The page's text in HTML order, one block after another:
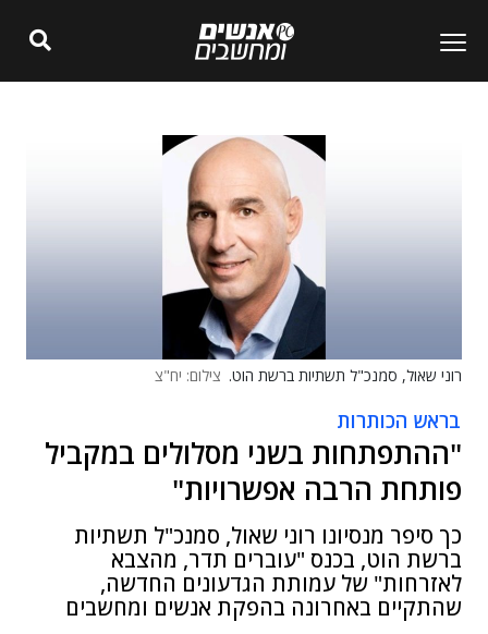
רוני שאול, סמנכ"ל תשתיות ברשת הוט. צילום: יח"צ
בראש הכותרות
"ההתפתחות בשני מסלולים במקביל
פותחת הרבה אפשרויות"
כך סיפר מנסיונו רוני שאול, סמנכ"ל תשתיות
ברשת הוט, בכנס "עוברים תדר, מהצבא
לאזרחות" של עמותת הגדעונים החדשה,
שהתקיים באחרונה בהפקת אנשים ומחשבים